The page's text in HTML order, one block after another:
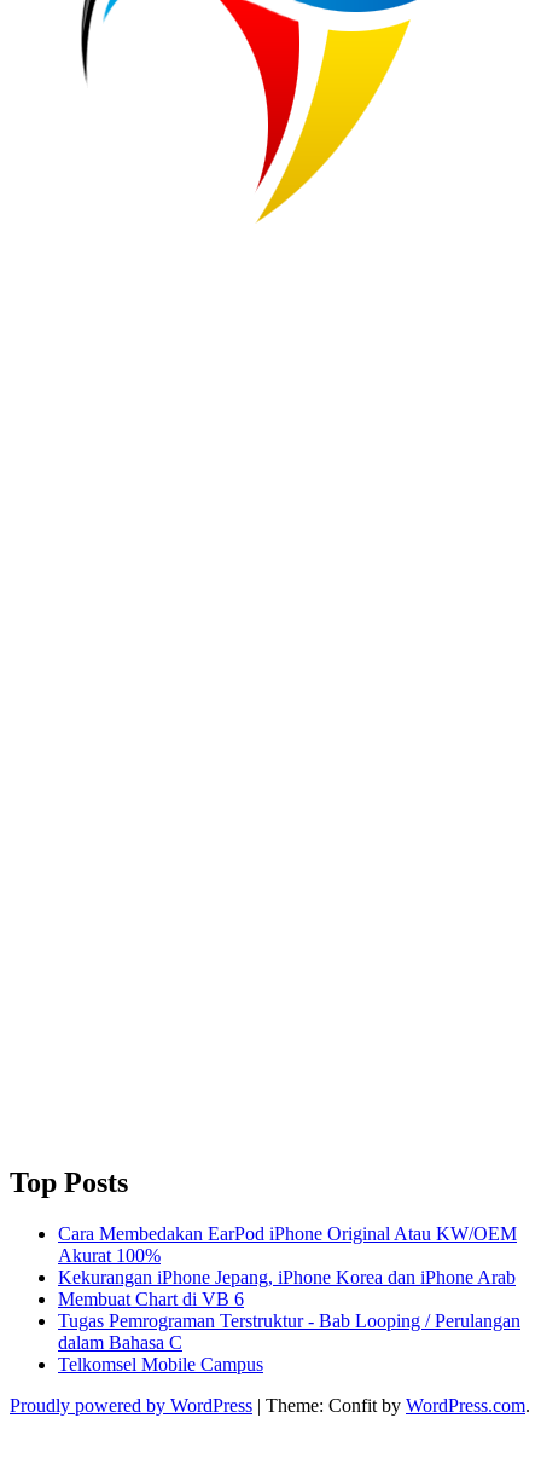
Top Posts
Cara Membedakan EarPod iPhone Original Atau KW/OEM
Akurat 100%
Kekurangan iPhone Jepang, iPhone Korea dan iPhone Arab
Membuat Chart di VB 6
Tugas Pemrograman Terstruktur - Bab Looping / Perulangan
dalam Bahasa C
Telkomsel Mobile Campus
Proudly powered by WordPress | Theme: Confit by WordPress.com.